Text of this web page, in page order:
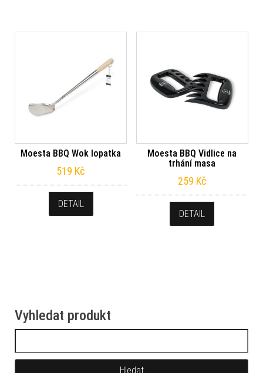
Moesta BBQ Wok lopatka
519 Kč
DETAIL
Moesta BBQ Vidlice na
trhání masa
259 Kč
DETAIL
Vyhledat produkt